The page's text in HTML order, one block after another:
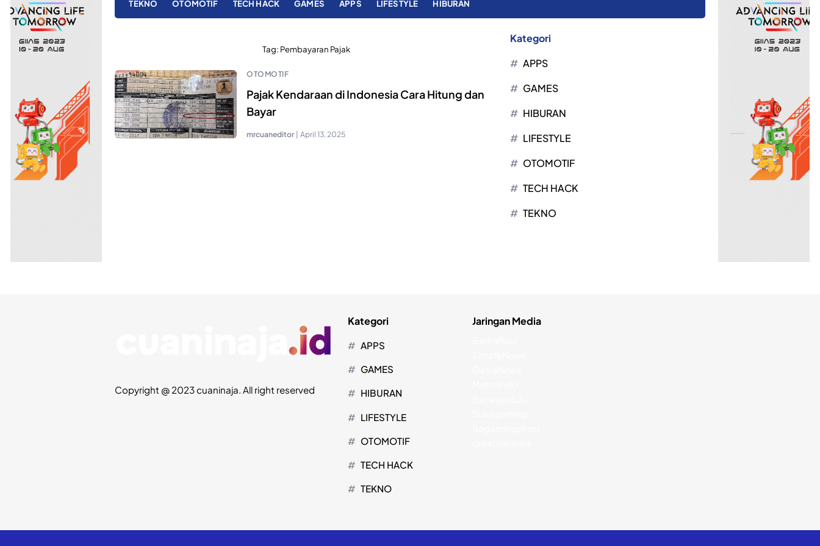
TEKNO OTOMOTIF TECH HACK GAMES APPS LIFESTYLE HIBURAN
Tag: Pembayaran Pajak
OTOMOTIF
Pajak Kendaraan di Indonesia Cara Hitung dan
Bayar
mrcuaneditor | April 13, 2025
Kategori
APPS
GAMES
HIBURAN
LIFESTYLE
OTOMOTIF
TECH HACK
TEKNO
Copyright @ 2023 cuaninaja. All right reserved
Kategori
APPS
GAMES
HIBURAN
LIFESTYLE
OTOMOTIF
TECH HACK
TEKNO
Jaringan Media